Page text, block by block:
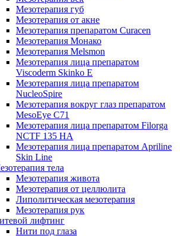
Мезотерапия губ
Мезотерапия от акне
Мезотерапия препаратом Curacen
Мезотерапия Монако
Мезотерапия Melsmon
Мезотерапия лица препаратом
Viscoderm Skinko E
Мезотерапия лица препаратом
NucleoSpire
Мезотерапия вокруг глаз препаратом
MesoEye С71
Мезотерапия лица препаратом Filorga
NCTF 135 HA
Мезотерапия лица препаратом Apriline
Skin Line
тела
Мезотерапия живота
Мезотерапия от целлюлита
Липолитическая мезотерапия
Мезотерапия рук
лифтинг
Нити под глаза